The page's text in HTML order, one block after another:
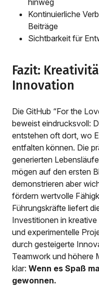
Kontinuierliche
Beiträge
Sichtbarkeit für
Fazit:
Innovation
Die GitHub “For the
beweist eindrucksvoll:
entstehen oft dort, wo
entfalten können. Die
generierten
mögen auf den ersten
demonstrieren aber
fördern wertvolle
Führungskräfte liefert
Investitionen in
und experimentelle
durch gesteigerte
Teamwork und höhere
klar: Wenn es Spaß
gewonnen.